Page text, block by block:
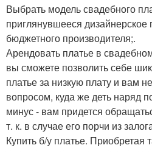
Выбрать модель свадебного
приглянувшееся дизайнерское
бюджетного производителя;.
Арендовать платье в
вы сможете позволить себе
платье за низкую плату и вам
вопросом, куда же деть наряд
минус - вам придется
т. к. в случае его порчи из
Купить б/у платье. Приобретая